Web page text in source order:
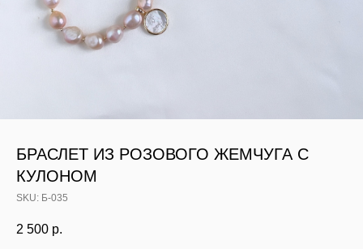
БРАСЛЕТ ИЗ РОЗОВОГО ЖЕМЧУГА С
КУЛОНОМ
SKU: Б-035
2 500 р.